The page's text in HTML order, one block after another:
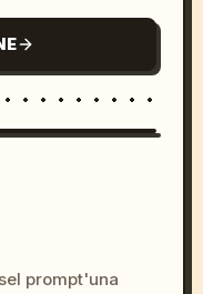
8k --v 6.0
prompt'una